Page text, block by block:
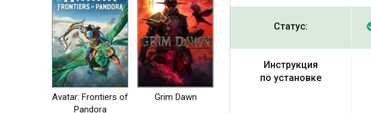
Avatar: Frontiers of
Pandora
Grim Dawn
Статус:
Инструкция
по установке